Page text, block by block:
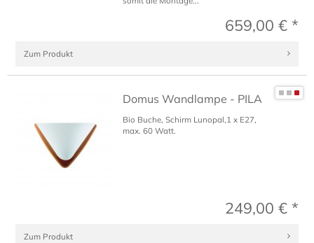
659,00 € *
Zum Produkt
Domus Wandlampe - PILA
Bio Buche, Schirm Lunopal,1 x E27,
max. 60 Watt.
249,00 € *
Zum Produkt